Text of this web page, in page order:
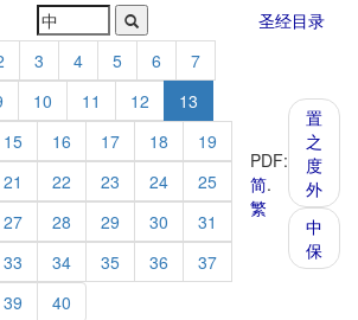
圣经目录
3 4 5 6
7
10 11 12
13
15 16 17 18
19
21 22 23 24
25
27 28 29 30
31
33 34 35 36
37
39 40
PDF:
简.
繁
置
之
度
外
中
保